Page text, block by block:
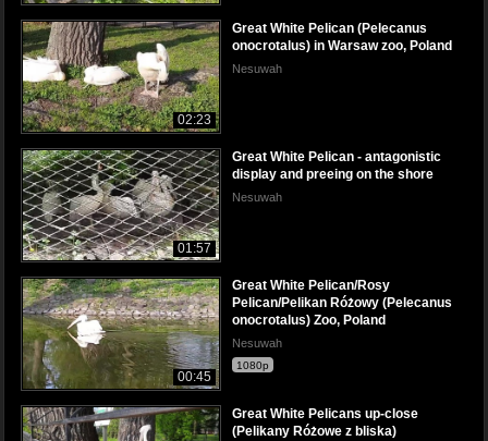
02:23
Great White Pelican (Pelecanus
onocrotalus) in Warsaw zoo, Poland
Nesuwah
01:57
Great White Pelican - antagonistic
display and preeing on the shore
Nesuwah
00:45
Great White Pelican/Rosy
Pelican/Pelikan Różowy (Pelecanus
onocrotalus) Zoo, Poland
Nesuwah
1080p
Great White Pelicans up-close
(Pelikany Różowe z bliska)